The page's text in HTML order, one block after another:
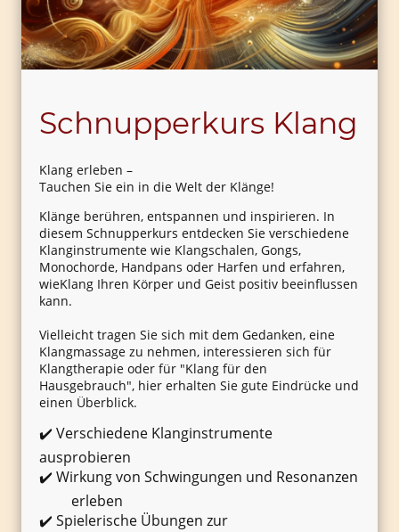
Schnupperkurs Klang
Klang erleben –
Tauchen Sie ein in die Welt der Klänge!
Klänge berühren, entspannen und inspirieren. In
diesem Schnupperkurs entdecken Sie verschiedene
Klanginstrumente wie Klangschalen, Gongs,
Monochorde, Handpans oder Harfen und erfahren,
wieKlang Ihren Körper und Geist positiv beeinflussen
kann.
Vielleicht tragen Sie sich mit dem Gedanken, eine
Klangmassage zu nehmen, interessieren sich für
Klangtherapie oder für "Klang für den
Hausgebrauch", hier erhalten Sie gute Eindrücke und
einen Überblick.
✔️ Verschiedene Klanginstrumente
ausprobieren
✔️ Wirkung von Schwingungen und Resonanzen
erleben
✔️ Spielerische Übungen zur